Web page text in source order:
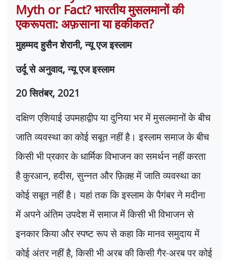
Myth or Fact? भारतीय मुसलमानों की
एकरूपता: अफ़साना या हकीकत?
मुहम्मद हुसैन शेरानी,न्यू एज इस्लाम
उर्दू से अनुवाद,न्यू एज इस्लाम
20सितंबर, 2021
दक्षिण एशियाई उपमहाद्वीप या दुनिया भर में मुसलमानों के बीच
जाति व्यवस्था का कोई सबूत नहीं है। इस्लाम समाज के बीच
किसी भी प्रकार के धार्मिक विभाजन का समर्थन नहीं करता
है कुरआन,हदीस,सुन्नत और फ़िक़्ह में जाति व्यवस्था का
कोई सबूत नहीं है। यहां तक कि इस्लाम के पैगंबर ने मदीना
में अपने अंतिम उपदेश में समाज में किसी भी विभाजन से
इनकार किया और स्पष्ट रूप से कहा कि मानव समुदाय में
कोई अंतर नहीं है,किसी भी अरब की किसी गैर-अरब पर कोई